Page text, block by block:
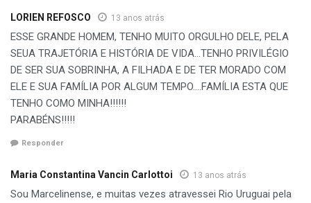
LORIEN REFOSCO 13 anos atrás
ESSE GRANDE HOMEM, TENHO MUITO ORGULHO DELE, PELA
SEUA TRAJETÓRIA E HISTÓRIA DE VIDA…TENHO PRIVILÉGIO
DE SER SUA SOBRINHA, A FILHADA E DE TER MORADO COM
ELE E SUA FAMÍLIA POR ALGUM TEMPO….FAMÍLIA ESTA QUE
TENHO COMO MINHA!!!!!!
PARABÉNS!!!!!
Responder
Maria Constantina Vancin Carlottoi 13 anos atrás
Sou Marcelinense, e muitas vezes atravessei Rio Uruguai pela